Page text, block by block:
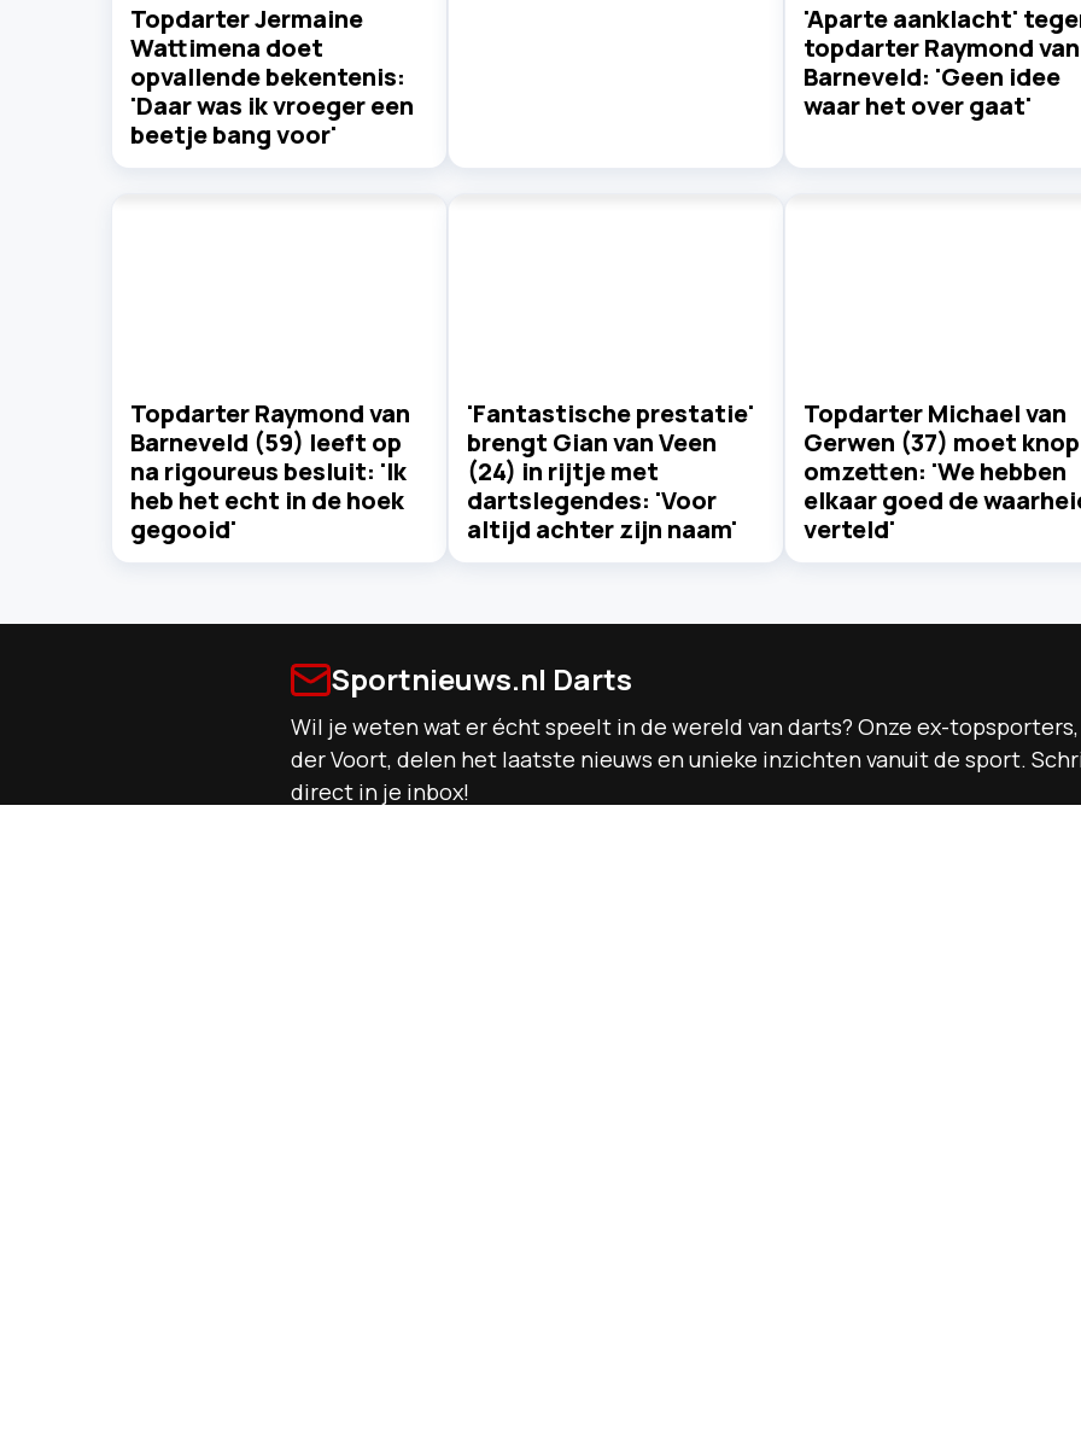
Topdarter Jermaine
Wattimena doet
opvallende bekentenis:
'Daar was ik vroeger een
beetje bang voor'
'Aparte aanklacht'
topdarter Raymond van
Barneveld: 'Geen idee
waar het over gaat'
Topdarter Raymond van
Barneveld (59) leeft op
na rigoureus besluit: 'Ik
heb het echt in de hoek
gegooid'
'Fantastische prestatie'
brengt Gian van Veen
(24) in rijtje met
dartslegendes: 'Voor
altijd achter zijn naam'
Topdarter Michael van
Gerwen (37) moet knop
omzetten: 'We hebben
elkaar goed de
verteld'